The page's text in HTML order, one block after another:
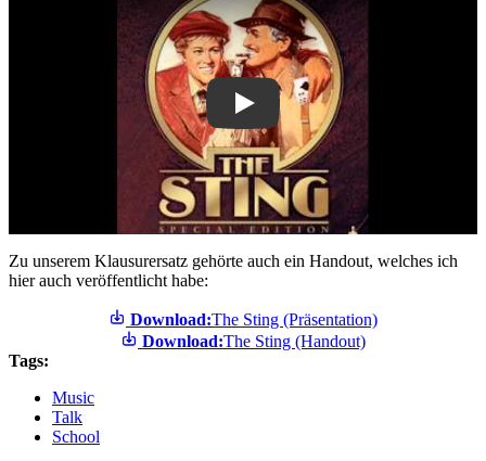
Zu unserem Klausurersatz gehörte auch ein Handout, welches ich
hier auch veröffentlicht habe:
Download:The Sting (Präsentation)
Download:The Sting (Handout)
Tags:
Music
Talk
School